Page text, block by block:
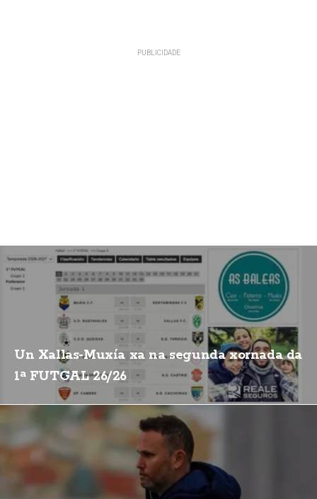
Un Xallas-Muxía xa na segunda xornada da
1ª FUTGAL 26/26